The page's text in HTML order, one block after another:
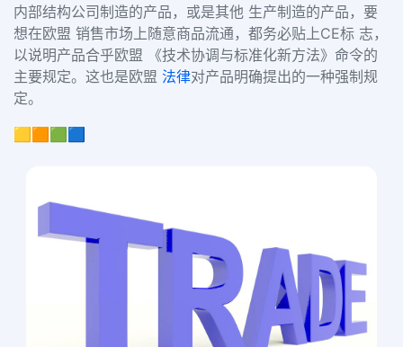
内部结构公司制造的产品，或是其他 生产制造的产品，要
想在欧盟 销售市场上随意商品流通，都务必贴上CE标 志，
以说明产品合乎欧盟 《技术协调与标准化新方法》命令的
主要规定。这也是欧盟 法律对产品明确提出的一种强制规
定。
🟨🟧🟩🟦